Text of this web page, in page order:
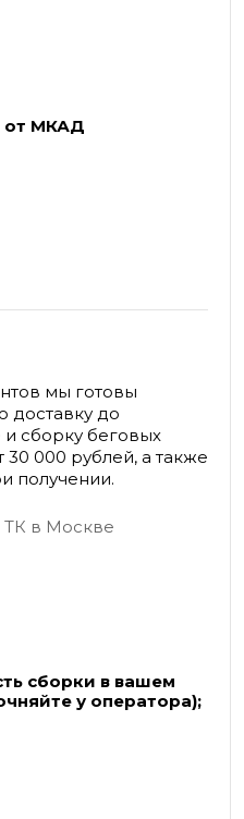
от МКАД
мы готовы
доставку до
сборку беговых
000 рублей, а также
получении.
ТК в Москве
сборки в вашем
у оператора);